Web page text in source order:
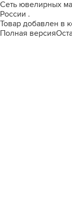
Сеть ювелирных
России .
Товар добавлен в
Полная версия